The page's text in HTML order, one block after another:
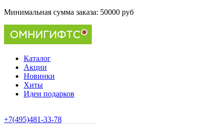
Минимальная сумма заказа: 50000 руб
Каталог
Акции
Новинки
Хиты
Идеи подарков
+7(495)481-33-78